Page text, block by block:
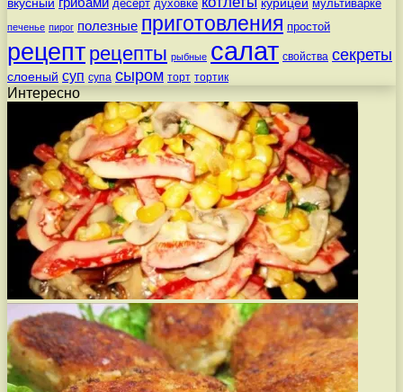
десерт духовке мультиварке
печенье пирог полезные приготовления простой
рецепт рецепты рыбные салат свойства секреты
слоеный суп супа сыром торт тортик
Интересно